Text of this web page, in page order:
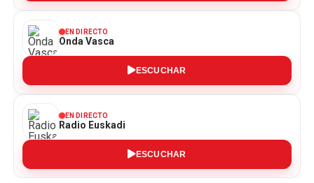
EN DIRECTO
Onda Vasca
ESCUCHAR
EN DIRECTO
Radio Euskadi
ESCUCHAR